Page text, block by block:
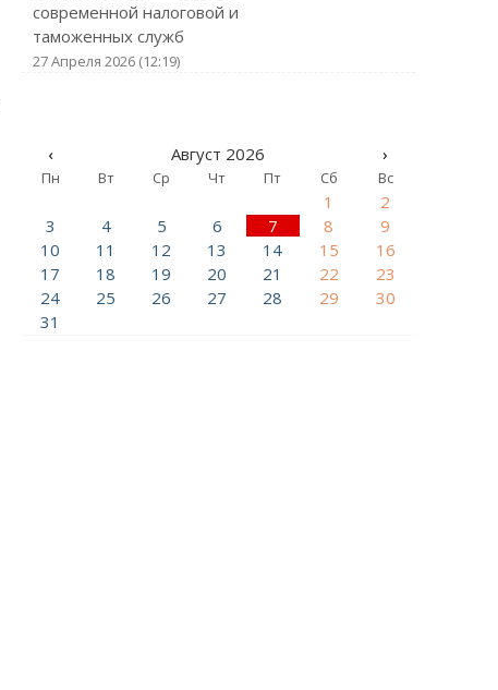
современной налоговой и
таможенных служб
27 Апреля 2026 (12:19)
‹ Август 2026 ›
Пн Вт Ср Чт Пт Сб Вс
1
2
3
4 5 6 7 8
9
10
11 12 13 14 15
16
17
18 19 20 21 22
23
24
25 26 27 28 29
30
31